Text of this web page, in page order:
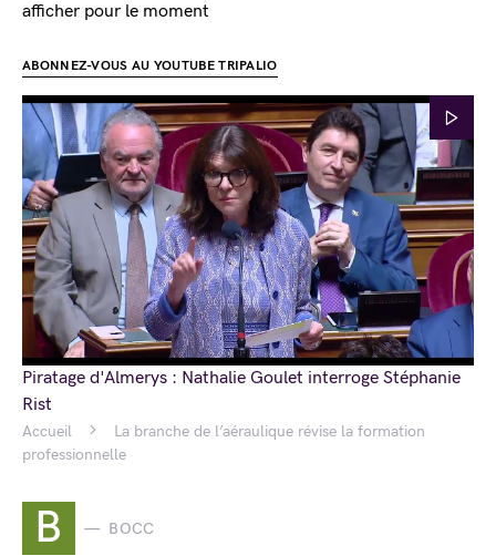
Accueil
La branche de l’aéraulique révise la formation
professionnelle
B BOCC
afficher pour le moment
ABONNEZ-VOUS AU YOUTUBE TRIPALIO
Piratage d'Almerys : Nathalie Goulet interroge Stéphanie
Rist